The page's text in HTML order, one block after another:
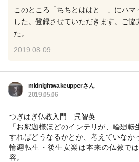
このところ「ちちとははと…」にハマ
した。登録させていただきます。ご協
た。
2019.08.09
midnightwakeupperさん
2019.05.06
つぎはぎ仏教入門 呉智英
「お釈迦様ほどのインテリが、輪廻
すればどうなるかとか、考えていなか
輪廻転生・後生安楽は本来の仏教で
容。